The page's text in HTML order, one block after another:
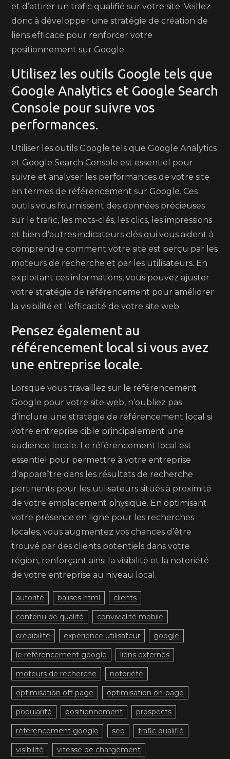
et d’attirer un trafic qualifié sur votre site. Veillez
donc à développer une stratégie de création de
liens efficace pour renforcer votre
positionnement sur Google.
Utilisez les outils Google tels que
Google Analytics et Google Search
Console pour suivre vos
performances.
Utiliser les outils Google tels que Google Analytics
et Google Search Console est essentiel pour
suivre et analyser les performances de votre site
en termes de référencement sur Google. Ces
outils vous fournissent des données précieuses
sur le trafic, les mots-clés, les clics, les impressions
et bien d’autres indicateurs clés qui vous aident à
comprendre comment votre site est perçu par les
moteurs de recherche et par les utilisateurs. En
exploitant ces informations, vous pouvez ajuster
votre stratégie de référencement pour améliorer
la visibilité et l’efficacité de votre site web.
Pensez également au
référencement local si vous avez
une entreprise locale.
Lorsque vous travaillez sur le référencement
Google pour votre site web, n’oubliez pas
d’inclure une stratégie de référencement local si
votre entreprise cible principalement une
audience locale. Le référencement local est
essentiel pour permettre à votre entreprise
d’apparaître dans les résultats de recherche
pertinents pour les utilisateurs situés à proximité
de votre emplacement physique. En optimisant
votre présence en ligne pour les recherches
locales, vous augmentez vos chances d’être
trouvé par des clients potentiels dans votre
région, renforçant ainsi la visibilité et la notoriété
de votre entreprise au niveau local.
autorité balises html clients
contenu de qualité convivialité mobile
crédibilité expérience utilisateur google
le référencement google liens externes
moteurs de recherche notoriété
optimisation off-page optimisation on-page
popularité positionnement prospects
référencement google seo trafic qualifié
visibilité vitesse de chargement